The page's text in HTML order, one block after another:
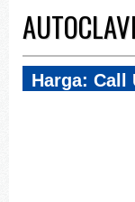
Harga: Call